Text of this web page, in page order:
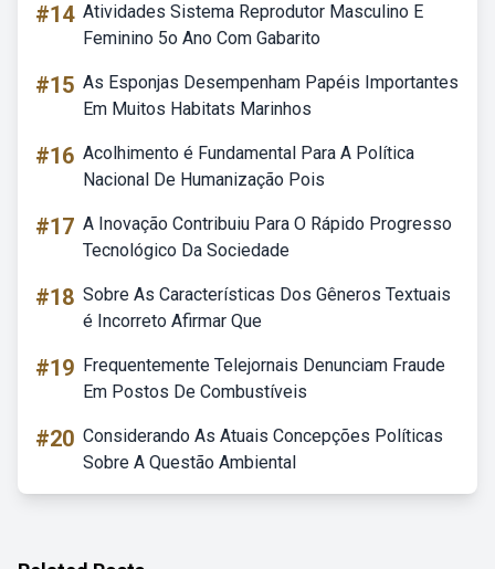
#14 Atividades Sistema Reprodutor Masculino E
Feminino 5o Ano Com Gabarito
#15 As Esponjas Desempenham Papéis Importantes
Em Muitos Habitats Marinhos
#16 Acolhimento é Fundamental Para A Política
Nacional De Humanização Pois
#17 A Inovação Contribuiu Para O Rápido Progresso
Tecnológico Da Sociedade
#18 Sobre As Características Dos Gêneros Textuais
é Incorreto Afirmar Que
#19 Frequentemente Telejornais Denunciam Fraude
Em Postos De Combustíveis
#20 Considerando As Atuais Concepções Políticas
Sobre A Questão Ambiental